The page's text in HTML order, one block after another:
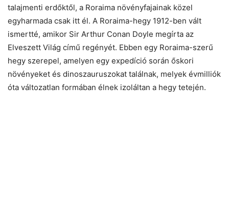
talajmenti erdőktől, a Roraima növényfajainak közel
egyharmada csak itt él. A Roraima-hegy 1912-ben vált
ismertté, amikor Sir Arthur Conan Doyle megírta az
Elveszett Világ című regényét. Ebben egy Roraima-szerű
hegy szerepel, amelyen egy expedíció során őskori
növényeket és dinoszauruszokat találnak, melyek évmilliók
óta változatlan formában élnek izoláltan a hegy tetején.